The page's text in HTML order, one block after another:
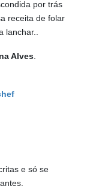
por trás
receita de folar
lanchar..
Alves
e só se